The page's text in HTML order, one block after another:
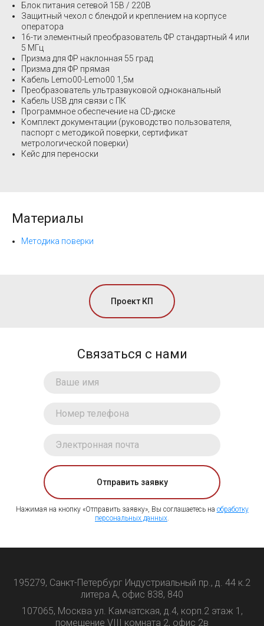
Блок питания сетевой 15В / 220В
Защитный чехол с блендой и креплением на корпусе
оператора
16-ти элементный преобразователь ФР стандартный 4 или
5 МГц
Призма для ФР наклонная 55 град.
Призма для ФР прямая
Кабель Lemo00-Lemo00 1,5м
Преобразователь ультразвуковой одноканальный
Кабель USB для связи с ПК
Программное обеспечение на CD-диске
Комплект документации (руководство пользователя,
паспорт с методикой поверки, сертификат
метрологической поверки)
Кейс для переноски
Материалы
Методика поверки
Проект КП
Связаться с нами
Отправить заявку
Нажимая на кнопку «Отправить заявку», Вы соглашаетесь на обработку
персональных данных.
195279, Санкт-Петербург Индустриальный пр., д. 44 к.2
литера А, офис 838, 840
107065, Москва ул. Камчатская, д.4, корп.2 этаж 1,
помещение VIII комната 2, офис 2в